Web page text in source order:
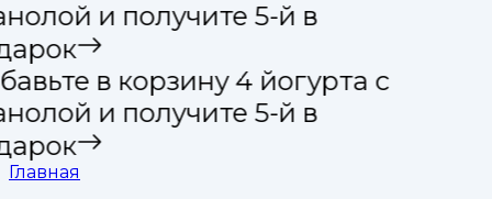
и получите 5-й в
в корзину 4 йогурта с
и получите 5-й в
Главная